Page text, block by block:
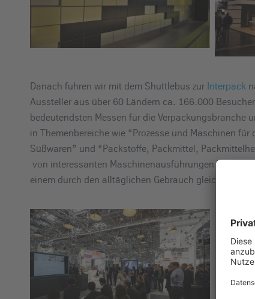
Danach fuhren wir mit dem Shuttlebus zur Interpack
Aussteller aus über 60 Ländern ca. 166.000
bedeutendsten Messen für die Verpackungsbranche
in Themenbereiche wie “Prozesse und Maschinen
Süßwaren” und “Packstoffe, Packmittel,
von interessanten Maschinenausführungen bis hin
einem durch den alltäglichen Gebrauch gleich bekannt